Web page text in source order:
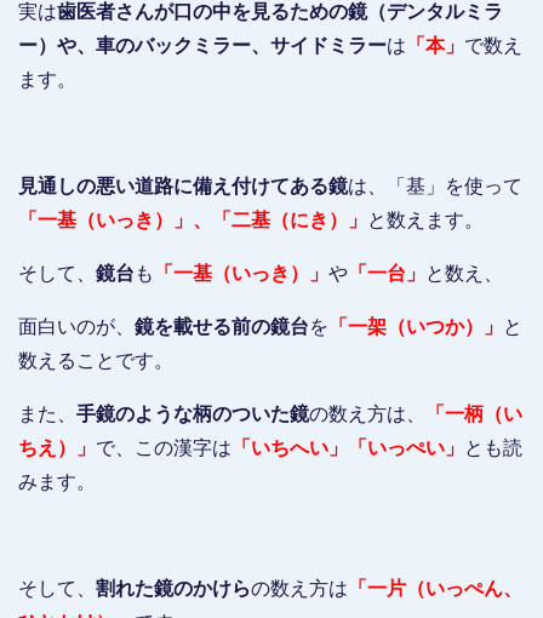
実は歯医者さんが口の中を見るための鏡（デンタルミラ
ー）や、車のバックミラー、サイドミラーは 「本」 で数え
ます。
見通しの悪い道路に備え付けてある鏡は、「基」を使って
「一基（いっき）」、「二基（にき）」 と数えます。
そして、 鏡台 も 「一基（いっき）」 や 「一台」 と数え、
面白いのが、 鏡を載せる前の鏡台を 「一架（いつか）」 と
数えることです。
また、 手鏡のような柄のついた鏡の数え方は、
「一柄（い
ちえ）」 で、この漢字は 「いちへい」「いっぺい」 とも読
みます。
そして、 割れた鏡のかけらの数え方は 「一片（いっぺん、